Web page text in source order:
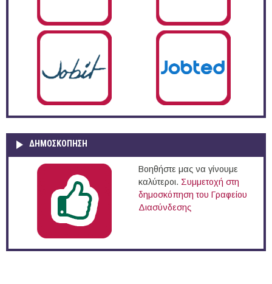
ΔΗΜΟΣΚΌΠΗΣΗ
Βοηθήστε μας να γίνουμε
καλύτεροι. Συμμετοχή στη
δημοσκόπηση του Γραφείου
Διασύνδεσης